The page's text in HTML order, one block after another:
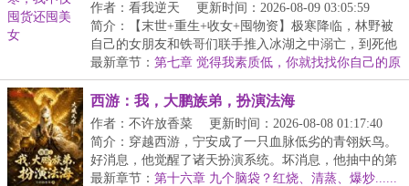
作者：看我逆天
更新时间：2026-08-09 03:05:59
简介：【末世+重生+收女+囤物资】极寒降临，林野被
自己的女朋友和铁哥们联手推入冰湖之中溺亡，到死他
才...
最新章节： 第七章 觉得我素质低，你就找找你自己的原
因
西游：我，大鹏族弟，扮演法海
作者：不许放香菜
更新时间：2026-08-08 01:17:40
简介：穿越西游，宁安成了一只血脉低劣的青翎妖鸟。
好消息，他觉醒了诸天扮演系统。坏消息，他抽中的第
一...
最新章节： 第十六章 九个脑袋？红烧、清蒸、爆炒......